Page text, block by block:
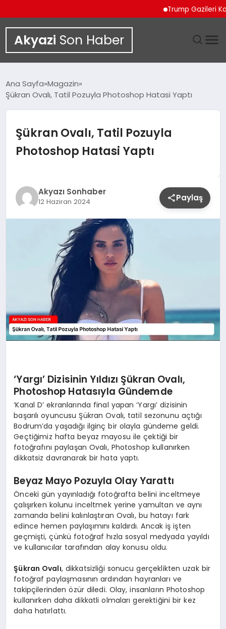
Trump Gazileri
Akyazi Son Haber
DÜNYA
EKONOMI
TEKNOLOJI
Ana Sayfa Magazin
Şükran Ovalı, Tatil Pozuyla Photoshop Hatasi Yaptı
Şükran Ovalı, Tatil Pozuyla
Photoshop Hatasi Yaptı
Akyazı Sonhaber
12 Haziran 2024 Paylaş
‘Yargı’ Dizisinin Yıldızı Şükran Ovalı,
Photoshop Hatasıyla Gündemde
‘Kanal D’ ekranlarında final yapan ‘Yargı’ dizisinin
başarılı oyuncusu Şükran Ovalı, tatil sezonunu açtığı
Bodrum’da yaşadığı ilginç bir olayla gündeme geldi.
Geçtiğimiz hafta beyaz mayosu ile çektiği bir
fotoğrafını paylaşan Ovalı, Photoshop kullanırken
dikkatsiz davranarak bir hata yaptı.
Beyaz Mayo Pozuyla Olay Yarattı
Önceki gün yayınladığı fotoğrafta belini inceltmeye
çalışırken kolunu inceltmek yerine yamultan ve aynı
zamanda belini kalınlaştıran Ovalı, bu hatayı fark
edince hemen paylaşımını kaldırdı. Ancak iş işten
geçmişti, çünkü fotoğraf hızla sosyal medyada yayıldı
ve kullanıcılar tarafından alay konusu oldu.
Şükran Ovalı, dikkatsizliği sonucu gerçeklikten uzak bir
fotoğraf paylaşmasının ardından hayranları ve
takipçilerinden özür diledi. Olay, insanların Photoshop
kullanırken daha dikkatli olmaları gerektiğini bir kez
daha hatırlattı.